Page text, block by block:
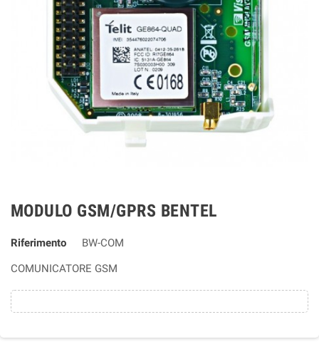
MODULO GSM/GPRS BENTEL
Riferimento
BW-COM
COMUNICATORE GSM